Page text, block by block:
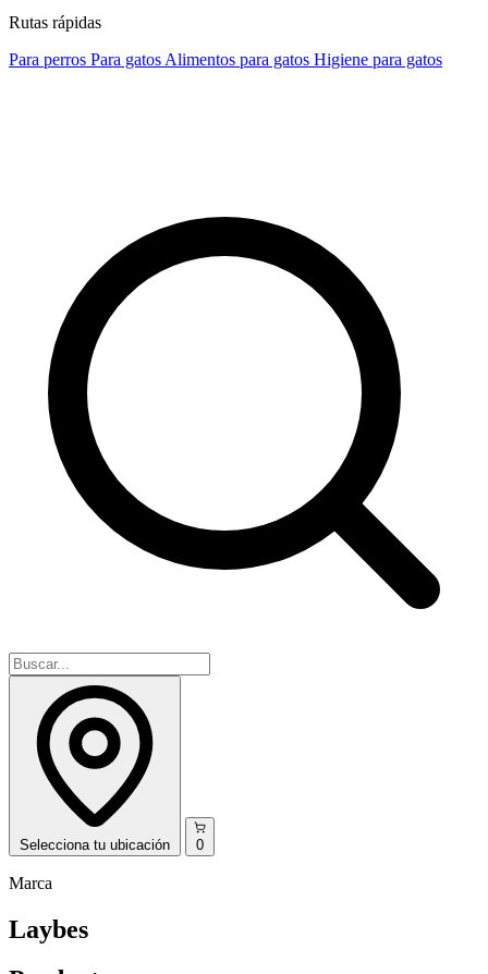
Rutas rápidas
Para perros Para gatos Alimentos para gatos Higiene para gatos
Selecciona tu ubicación 0
Marca
Laybes